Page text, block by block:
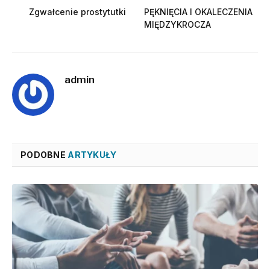
Zgwałcenie prostytutki
PĘKNIĘCIA I OKALECZENIA
MIĘDZYKROCZA
admin
PODOBNE ARTYKUŁY